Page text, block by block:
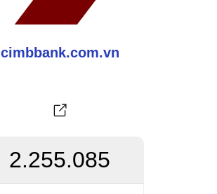
cimbbank.com.vn
2.255.085